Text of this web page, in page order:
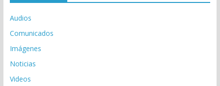
Audios
Comunicados
Imágenes
Noticias
Videos